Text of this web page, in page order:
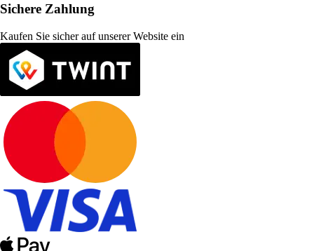
Sichere Zahlung
Kaufen Sie sicher auf unserer Website ein